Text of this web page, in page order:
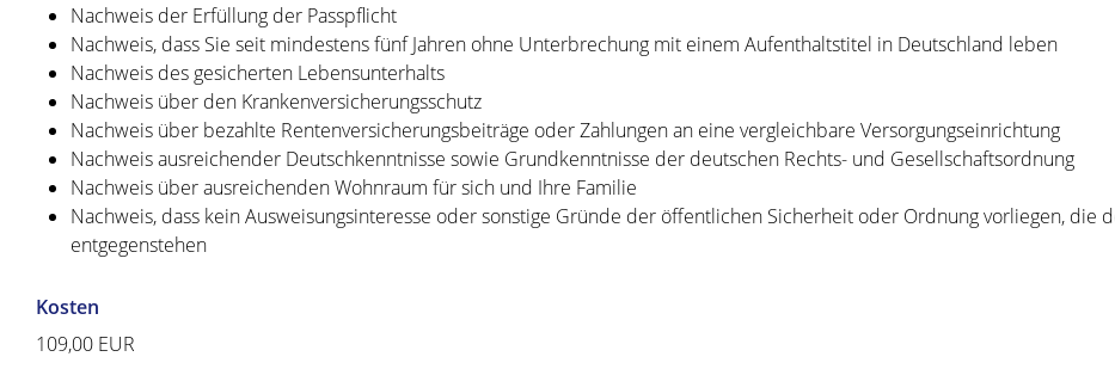
Nachweis der Erfüllung der Passpflicht
Nachweis, dass Sie seit mindestens fünf Jahren ohne Unterbrechung mit einem Aufenthaltstitel in Deutschland leben
Nachweis des gesicherten Lebensunterhalts
Nachweis über den Krankenversicherungsschutz
Nachweis über bezahlte Rentenversicherungsbeiträge oder Zahlungen an eine vergleichbare Versorgungseinrichtung
Nachweis ausreichender Deutschkenntnisse sowie Grundkenntnisse der deutschen Rechts- und Gesellschaftsordnung
Nachweis über ausreichenden Wohnraum für sich und Ihre Familie
Nachweis, dass kein Ausweisungsinteresse oder sonstige Gründe der öffentlichen Sicherheit oder Ordnung vorliegen, die
entgegenstehen
Kosten
109,00 EUR